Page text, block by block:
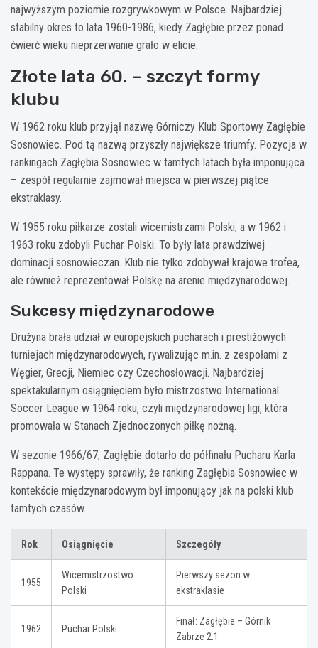
najwyższym poziomie rozgrywkowym w Polsce. Najbardziej
stabilny okres to lata 1960-1986, kiedy Zagłębie przez ponad
ćwierć wieku nieprzerwanie grało w elicie.
Złote lata 60. – szczyt formy
klubu
W 1962 roku klub przyjął nazwę Górniczy Klub Sportowy Zagłębie
Sosnowiec. Pod tą nazwą przyszły największe triumfy. Pozycja w
rankingach Zagłębia Sosnowiec w tamtych latach była imponująca
– zespół regularnie zajmował miejsca w pierwszej piątce
ekstraklasy.
W 1955 roku piłkarze zostali wicemistrzami Polski, a w 1962 i
1963 roku zdobyli Puchar Polski. To były lata prawdziwej
dominacji sosnowieczan. Klub nie tylko zdobywał krajowe trofea,
ale również reprezentował Polskę na arenie międzynarodowej.
Sukcesy międzynarodowe
Drużyna brała udział w europejskich pucharach i prestiżowych
turniejach międzynarodowych, rywalizując m.in. z zespołami z
Węgier, Grecji, Niemiec czy Czechosłowacji. Najbardziej
spektakularnym osiągnięciem było mistrzostwo International
Soccer League w 1964 roku, czyli międzynarodowej ligi, która
promowała w Stanach Zjednoczonych piłkę nożną.
W sezonie 1966/67, Zagłębie dotarło do półfinału Pucharu Karla
Rappana. Te występy sprawiły, że ranking Zagłębia Sosnowiec w
kontekście międzynarodowym był imponujący jak na polski klub
tamtych czasów.
Rok Osiągnięcie Szczegóły
1955
Wicemistrzostwo
Polski
Pierwszy sezon w
ekstraklasie
1962 Puchar Polski
Finał: Zagłębie – Górnik
Zabrze 2:1